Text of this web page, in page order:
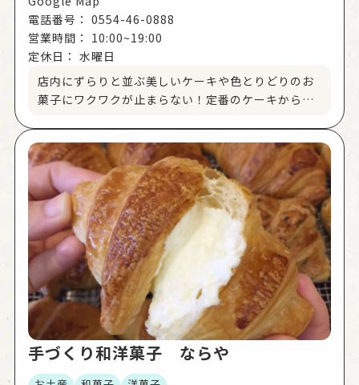
電話番号： 0554-46-0888
営業時間： 10:00~19:00
定休日： 水曜日
店内にずらりと並ぶ美しいケーキや色とりどりのお
菓子にワクワクが止まらない！定番のケーキから旬
が可能。
手づくり和洋菓子 ならや